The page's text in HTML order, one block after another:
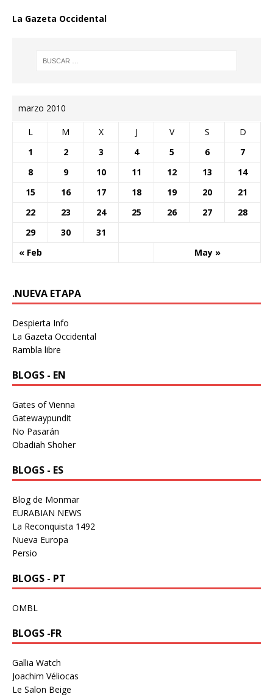
La Gazeta Occidental
marzo 2010
L M X J V S D
« Feb May »
1 2 3 4 5 6
7
8
9 10 11 12 13
14
15
16 17 18 19 20
21
22
23 24 25 26 27
28
29
30 31
.NUEVA ETAPA
Despierta Info
La Gazeta Occidental
Rambla libre
BLOGS - EN
Gates of Vienna
Gatewaypundit
No Pasarán
Obadiah Shoher
BLOGS - ES
Blog de Monmar
EURABIAN NEWS
La Reconquista 1492
Nueva Europa
Persio
BLOGS - PT
OMBL
BLOGS -FR
Gallia Watch
Joachim Véliocas
Le Salon Beige